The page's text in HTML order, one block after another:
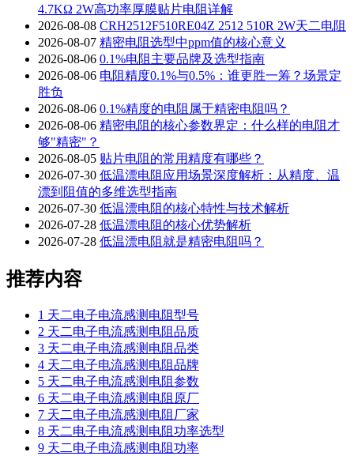
4.7KΩ 2W高功率厚膜贴片电阻详解
2026-08-08 CRH2512F510RE04Z 2512 510R 2W天二电阻
2026-08-07 精密电阻选型中ppm值的核心意义
2026-08-06 0.1%电阻主要品牌及选型指南
2026-08-06 电阻精度0.1%与0.5%：谁更胜一筹？场景定
胜负
2026-08-06 0.1%精度的电阻属于精密电阻吗？
2026-08-06 精密电阻的核心参数界定：什么样的电阻才
够"精密"？
2026-08-05 贴片电阻的常用精度有哪些？
2026-07-30 低温漂电阻应用场景深度解析：从精度、温
漂到阻值的多维选型指南
2026-07-30 低温漂电阻的核心特性与技术解析
2026-07-28 低温漂电阻的核心优势解析
2026-07-28 低温漂电阻就是精密电阻吗？
推荐内容
1 天二电子电流感测电阻型号
2 天二电子电流感测电阻品质
3 天二电子电流感测电阻品类
4 天二电子电流感测电阻品牌
5 天二电子电流感测电阻参数
6 天二电子电流感测电阻原厂
7 天二电子电流感测电阻厂家
8 天二电子电流感测电阻功率选型
9 天二电子电流感测电阻功率